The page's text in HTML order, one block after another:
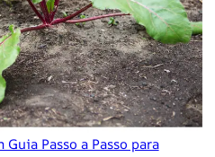
Passo a Passo para